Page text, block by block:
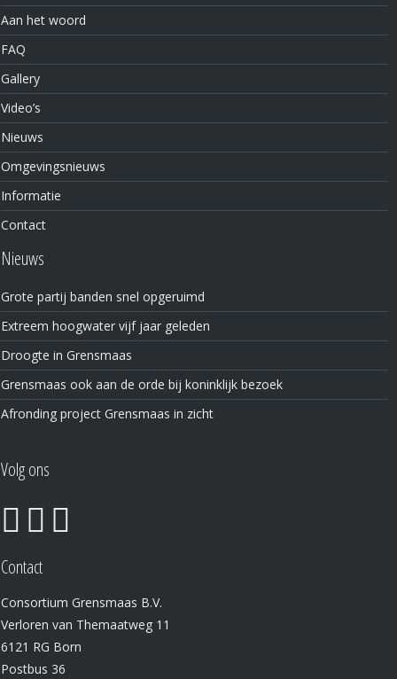
Aan het woord
FAQ
Gallery
Video’s
Nieuws
Omgevingsnieuws
Informatie
Contact
Nieuws
Grote partij banden snel opgeruimd
Extreem hoogwater vijf jaar geleden
Droogte in Grensmaas
Grensmaas ook aan de orde bij koninklijk bezoek
Afronding project Grensmaas in zicht
Volg ons
Contact
Consortium Grensmaas B.V.
Verloren van Themaatweg 11
6121 RG Born
Postbus 36